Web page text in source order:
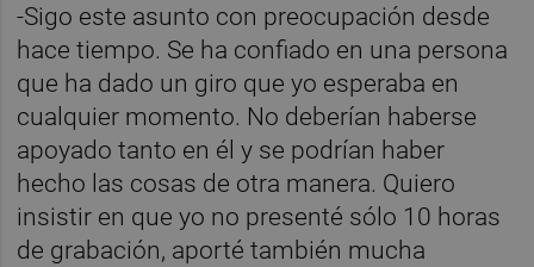
-Sigo este asunto con preocupación desde
hace tiempo. Se ha confiado en una persona
que ha dado un giro que yo esperaba en
cualquier momento. No deberían haberse
apoyado tanto en él y se podrían haber
hecho las cosas de otra manera. Quiero
insistir en que yo no presenté sólo 10 horas
de grabación, aporté también mucha